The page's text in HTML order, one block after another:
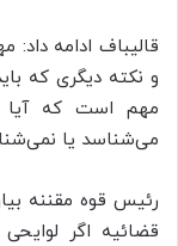
قالیباف ادامه
و نکته دیگری که
مهم است که آیا
می‌شناسد یا
رئیس قوه مقننه
قضائیه اگر